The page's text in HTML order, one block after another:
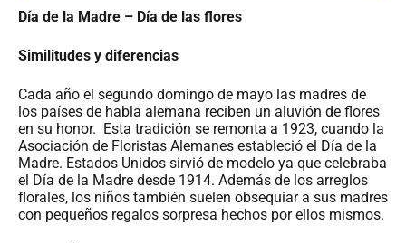
Día de la Madre – Día de las flores
Similitudes y diferencias
Cada año el segundo domingo de mayo las madres de
los países de habla alemana reciben un aluvión de flores
en su honor. Esta tradición se remonta a 1923, cuando la
Asociación de Floristas Alemanes estableció el Día de la
Madre. Estados Unidos sirvió de modelo ya que celebraba
el Día de la Madre desde 1914. Además de los arreglos
florales, los niños también suelen obsequiar a sus madres
con pequeños regalos sorpresa hechos por ellos mismos.